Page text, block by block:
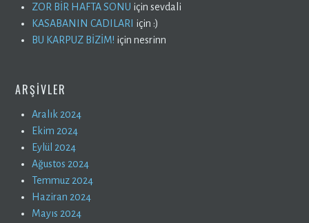
ZOR BİR HAFTA SONU içinsevdali
KASABANIN CADILARI
için :)
BU KARPUZ BİZİM! içinnesrinn
ARŞIVLER
Aralık 2024
Ekim 2024
Eylül 2024
Ağustos 2024
Temmuz 2024
Haziran 2024
Mayıs 2024